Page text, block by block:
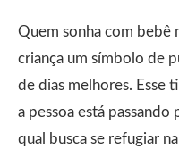
Quem sonha com bebê
criança um símbolo de
de dias melhores. Esse
a pessoa está
qual busca se refugiar